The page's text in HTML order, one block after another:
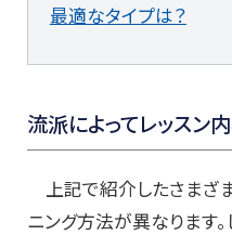
最適なタイプは？
流派によってレッスン
上記で紹介したさまざ
ニング方法が異なります